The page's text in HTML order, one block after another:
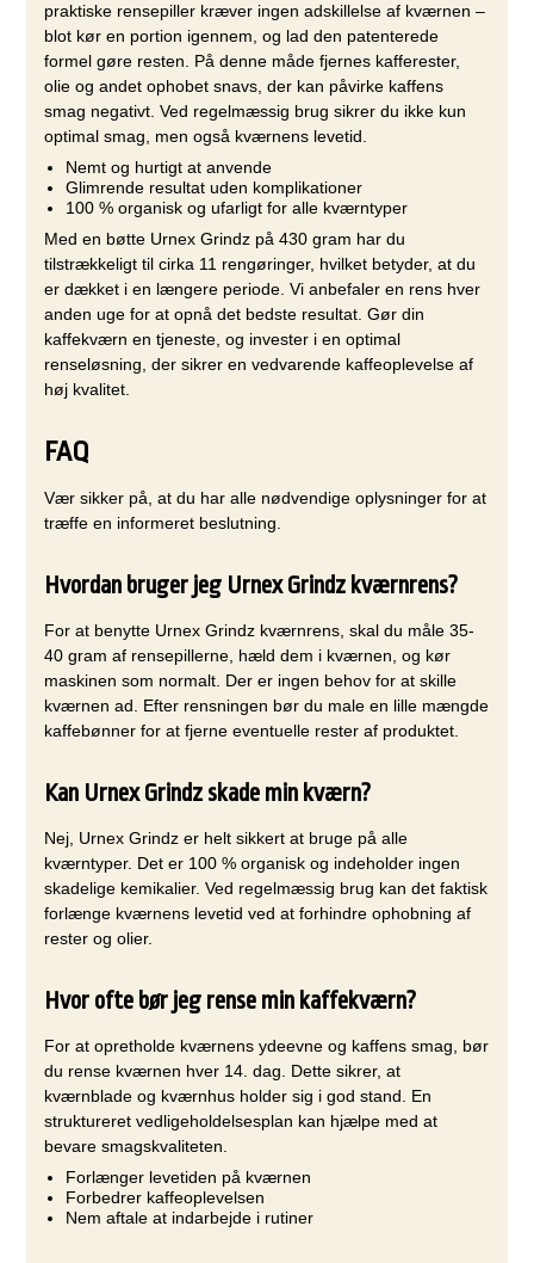
praktiske rensepiller kræver ingen adskillelse af kværnen –
blot kør en portion igennem, og lad den patenterede
formel gøre resten. På denne måde fjernes kafferester,
olie og andet ophobet snavs, der kan påvirke kaffens
smag negativt. Ved regelmæssig brug sikrer du ikke kun
optimal smag, men også kværnens levetid.
Nemt og hurtigt at anvende
Glimrende resultat uden komplikationer
100 % organisk og ufarligt for alle kværntyper
Med en bøtte Urnex Grindz på 430 gram har du
tilstrækkeligt til cirka 11 rengøringer, hvilket betyder, at du
er dækket i en længere periode. Vi anbefaler en rens hver
anden uge for at opnå det bedste resultat. Gør din
kaffekværn en tjeneste, og invester i en optimal
renseløsning, der sikrer en vedvarende kaffeoplevelse af
høj kvalitet.
FAQ
Vær sikker på, at du har alle nødvendige oplysninger for at
træffe en informeret beslutning.
Hvordan bruger jeg Urnex Grindz kværnrens?
For at benytte Urnex Grindz kværnrens, skal du måle 35-
40 gram af rensepillerne, hæld dem i kværnen, og kør
maskinen som normalt. Der er ingen behov for at skille
kværnen ad. Efter rensningen bør du male en lille mængde
kaffebønner for at fjerne eventuelle rester af produktet.
Kan Urnex Grindz skade min kværn?
Nej, Urnex Grindz er helt sikkert at bruge på alle
kværntyper. Det er 100 % organisk og indeholder ingen
skadelige kemikalier. Ved regelmæssig brug kan det faktisk
forlænge kværnens levetid ved at forhindre ophobning af
rester og olier.
Hvor ofte bør jeg rense min kaffekværn?
For at opretholde kværnens ydeevne og kaffens smag, bør
du rense kværnen hver 14. dag. Dette sikrer, at
kværnblade og kværnhus holder sig i god stand. En
struktureret vedligeholdelsesplan kan hjælpe med at
bevare smagskvaliteten.
Forlænger levetiden på kværnen
Forbedrer kaffeoplevelsen
Nem aftale at indarbejde i rutiner